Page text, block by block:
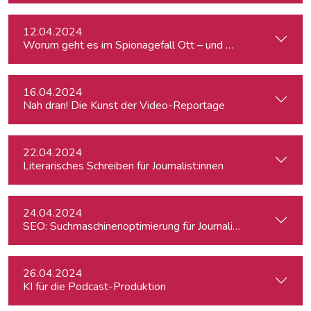
12.04.2024
Worum geht es im Spionagefall Ott – und wie reagiert die
16.04.2024
Nah dran! Die Kunst der Video-Reportage
22.04.2024
Literarisches Schreiben für Journalist:innen
24.04.2024
SEO: Suchmaschinenoptimierung für Journalist:innen
26.04.2024
KI für die Podcast-Produktion